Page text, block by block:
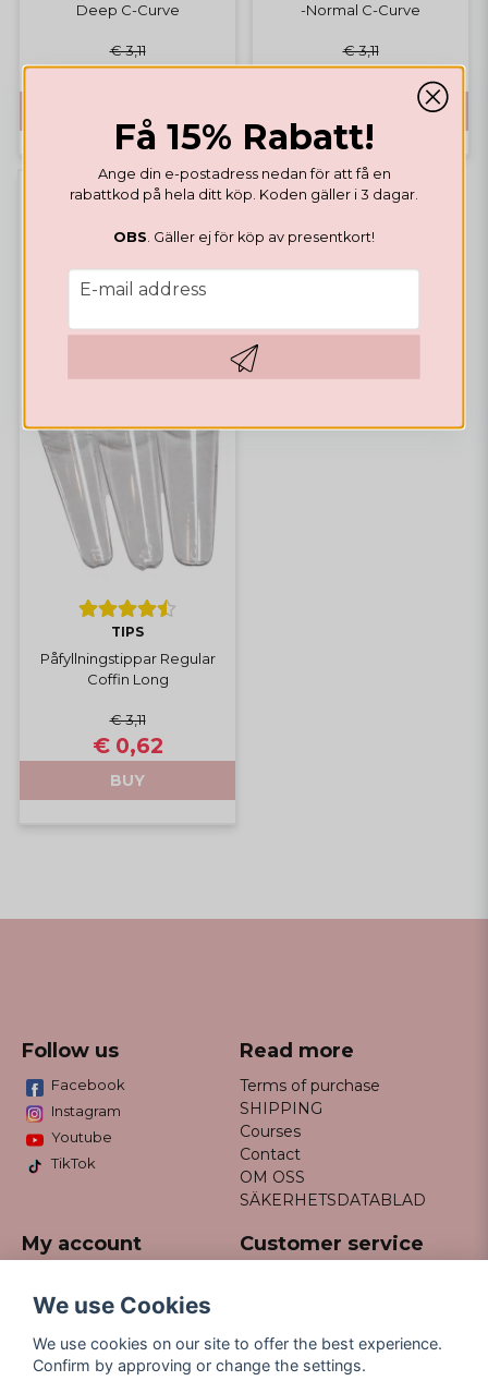
Deep C-Curve
€ 3,11
€ 0,62
-Normal C-Curve
€ 3,11
€ 0,62
TIPS
Påfyllningstippar Regular
Coffin Long
€ 3,11
€ 0,62
BUY
-80%
Få 15% Rabatt!
Ange din e-postadress nedan för att få en
rabattkod på hela ditt köp. Koden gäller i 3 dagar.
OBS . Gäller ej för köp av presentkort!
email
E-mail address
Follow us
Facebook
Instagram
Youtube
TikTok
Read more
Terms of purchase
SHIPPING
Courses
Contact
OM OSS
SÄKERHETSDATABLAD
My account
Register
Customer service
We use Cookies
We use cookies on our site to offer the best experience.
Confirm by approving or change the settings.